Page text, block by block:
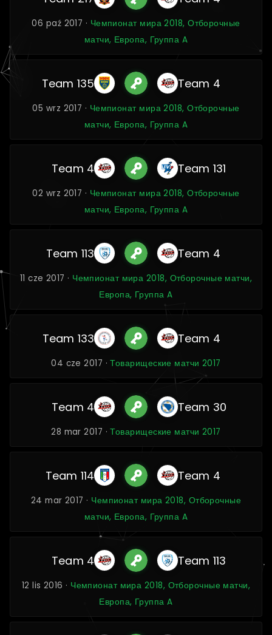
06 paź 2017 · Чемпионат мира 2018, Отборочные
матчи, Европа, Группа A
Team 135 Team 4
05 wrz 2017 · Чемпионат мира 2018, Отборочные
матчи, Европа, Группа A
Team 4 Team 131
02 wrz 2017 · Чемпионат мира 2018, Отборочные
матчи, Европа, Группа A
Team 113 Team 4
11 cze 2017 · Чемпионат мира 2018, Отборочные матчи,
Европа, Группа A
Team 133 Team 4
04 cze 2017 ·Товарищеские матчи 2017
Team 4 Team 30
28 mar 2017 ·Товарищеские матчи 2017
Team 114 Team 4
24 mar 2017 · Чемпионат мира 2018, Отборочные
матчи, Европа, Группа A
Team 4 Team 113
12 lis 2016 · Чемпионат мира 2018, Отборочные матчи,
Европа, Группа A